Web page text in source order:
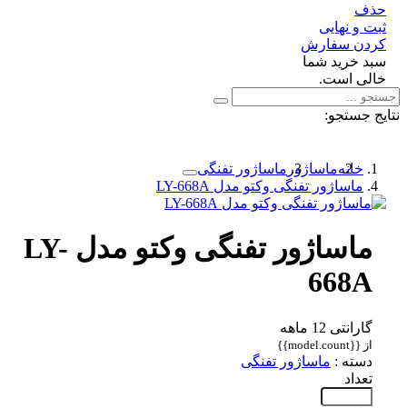
و نهایی
سفارش
خرید شما
است.
جستجو:
خانهماساژورماساژور تفنگی
ماساژور تفنگی وکتو مدل LY-668A
ماساژور تفنگی وکتو مدل LY-
668A
گارانتی 12 ماهه
دسته :ماساژور تفنگی